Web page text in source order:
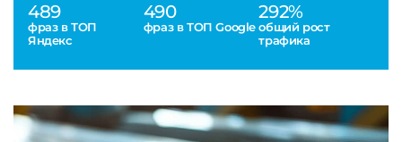
489
фраз в ТОП
Яндекс
490
фраз в ТОП Google
292%
общий рост
трафика